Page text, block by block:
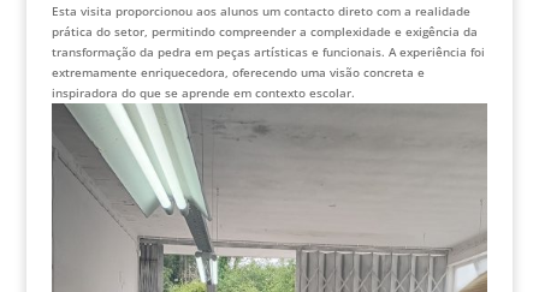
Esta visita proporcionou aos alunos um contacto direto com a realidade
prática do setor, permitindo compreender a complexidade e exigência da
transformação da pedra em peças artísticas e funcionais. A experiência foi
extremamente enriquecedora, oferecendo uma visão concreta e
inspiradora do que se aprende em contexto escolar.